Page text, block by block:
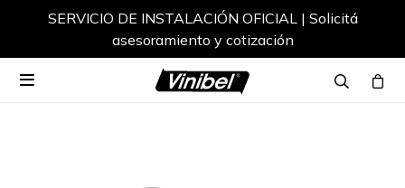
SERVICIO DE INSTALACIÓN OFICIAL | Solicitá
asesoramiento y cotización
